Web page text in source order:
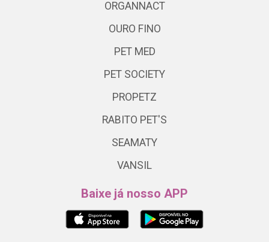
ORGANNACT
OURO FINO
PET MED
PET SOCIETY
PROPETZ
RABITO PET'S
SEAMATY
VANSIL
Baixe já nosso APP